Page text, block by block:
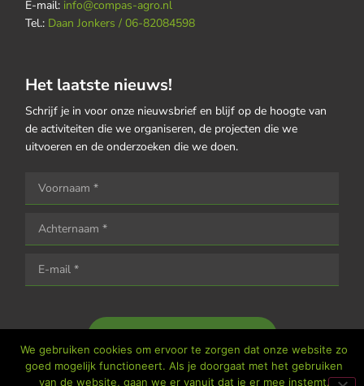
E-mail: info@compas-agro.nl
Tel.: Daan Jonkers / 06-82084598
Het laatste nieuws!
Schrijf je in voor onze nieuwsbrief en blijf op de hoogte van
de activiteiten die we organiseren, de projecten die we
uitvoeren en de onderzoeken die we doen.
We gebruiken cookies om ervoor te zorgen dat onze website zo
goed mogelijk functioneert. Als je doorgaat met het gebruiken
van de website, gaan we er vanuit dat je er mee instemt.